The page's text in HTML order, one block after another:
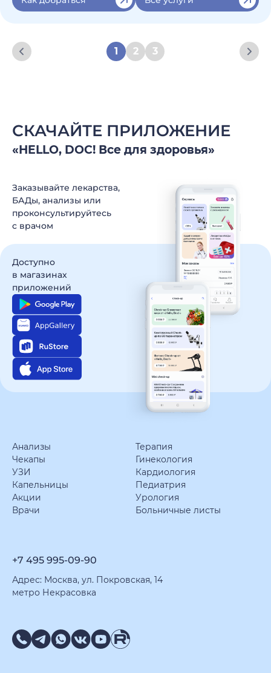
1 2 3
СКАЧАЙТЕ ПРИЛОЖЕНИЕ
«HELLO, DOC! Все для здоровья»
Заказывайте лекарства,
БАДы, анализы или
проконсультируйтесь
c врачом
Доступно
в магазинах
приложений
Анализы
Терапия
Чекапы
Гинекология
УЗИ
Кардиология
Капельницы
Педиатрия
Акции
Урология
Врачи
Больничные листы
+7 495 995-09-90
Адрес: Москва, ул. Покровская, 14
метро Некрасовка